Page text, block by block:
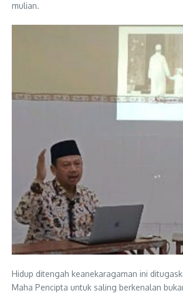
mulian.
Hidup ditengah keanekaragaman ini
Maha Pencipta untuk saling berkenalan